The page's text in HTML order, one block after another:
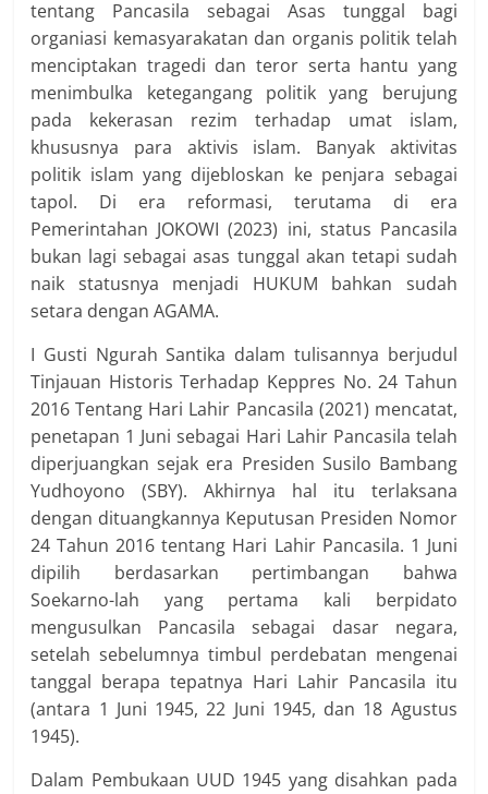
tentang Pancasila sebagai Asas tunggal bagi
organiasi kemasyarakatan dan organis politik telah
menciptakan tragedi dan teror serta hantu yang
menimbulka ketegangang politik yang berujung
pada kekerasan rezim terhadap umat islam,
khususnya para aktivis islam. Banyak aktivitas
politik islam yang dijebloskan ke penjara sebagai
tapol. Di era reformasi, terutama di era
Pemerintahan JOKOWI (2023) ini, status Pancasila
bukan lagi sebagai asas tunggal akan tetapi sudah
naik statusnya menjadi HUKUM bahkan sudah
setara dengan AGAMA.
I Gusti Ngurah Santika dalam tulisannya berjudul
Tinjauan Historis Terhadap Keppres No. 24 Tahun
2016 Tentang Hari Lahir Pancasila (2021) mencatat,
penetapan 1 Juni sebagai Hari Lahir Pancasila telah
diperjuangkan sejak era Presiden Susilo Bambang
Yudhoyono (SBY). Akhirnya hal itu terlaksana
dengan dituangkannya Keputusan Presiden Nomor
24 Tahun 2016 tentang Hari Lahir Pancasila. 1 Juni
dipilih berdasarkan pertimbangan bahwa
Soekarno-lah yang pertama kali berpidato
mengusulkan Pancasila sebagai dasar negara,
setelah sebelumnya timbul perdebatan mengenai
tanggal berapa tepatnya Hari Lahir Pancasila itu
(antara 1 Juni 1945, 22 Juni 1945, dan 18 Agustus
1945).
Dalam Pembukaan UUD 1945 yang disahkan pada